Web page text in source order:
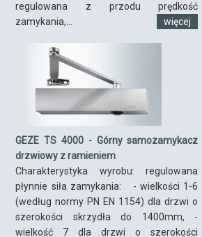
regulowana z przodu prędkość
zamykania,...
więcej
GEZE TS 4000 - Górny samozamykacz
drzwiowy z ramieniem
Charakterystyka wyrobu: regulowana
płynnie siła zamykania: - wielkości 1-6
(według normy PN EN 1154) dla drzwi o
szerokości skrzydła do 1400mm, -
wielkość 7 dla drzwi o szerokości